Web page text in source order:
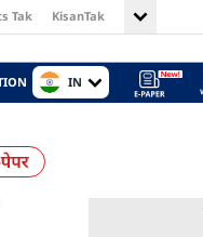
Tak KisanTak
IN